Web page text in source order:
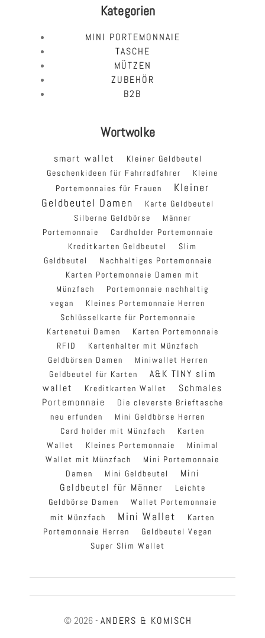
Kategorien
MINI PORTEMONNAIE
TASCHE
MÜTZEN
ZUBEHÖR
B2B
Wortwolke
smart wallet
Kleiner Geldbeutel
Geschenkideen für Fahrradfahrer
Kleine
Portemonnaies für Frauen
Kleiner
Geldbeutel Damen
Karte Geldbeutel
Silberne Geldbörse
Männer
Portemonnaie
Cardholder Portemonnaie
Kreditkarten Geldbeutel
Slim
Geldbeutel
Nachhaltiges Portemonnaie
Karten Portemonnaie Damen mit
Münzfach
Portemonnaie nachhaltig
vegan
Kleines Portemonnaie Herren
Schlüsselkarte für Portemonnaie
Kartenetui Damen
Karten Portemonnaie
RFID
Kartenhalter mit Münzfach
Geldbörsen Damen
Miniwallet Herren
Geldbeutel für Karten
A&K TINY slim
wallet
Kreditkarten Wallet
Schmales
Portemonnaie
Die cleverste Brieftasche
neu erfunden
Mini Geldbörse Herren
Card holder mit Münzfach
Karten
Wallet
Kleines Portemonnaie
Minimal
Wallet mit Münzfach
Mini Portemonnaie
Damen
Mini Geldbeutel
Mini
Geldbeutel für Männer
Leichte
Geldbörse Damen
Wallet Portemonnaie
mit Münzfach
Mini Wallet
Karten
Portemonnaie Herren
Geldbeutel Vegan
Super Slim Wallet
© 2026 - ANDERS & KOMISCH